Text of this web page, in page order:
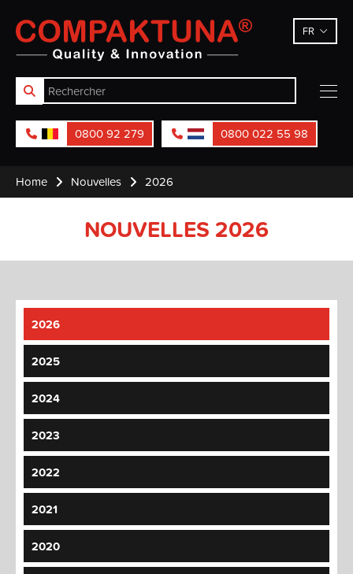
Compaktuna FR
0800 92 279 0800 022 55 98
Home Nouvelles 2026
NOUVELLES 2026
2026
2025
2024
2023
2022
2021
2020